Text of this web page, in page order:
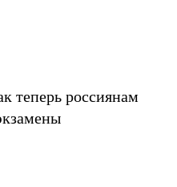
теперь россиянам